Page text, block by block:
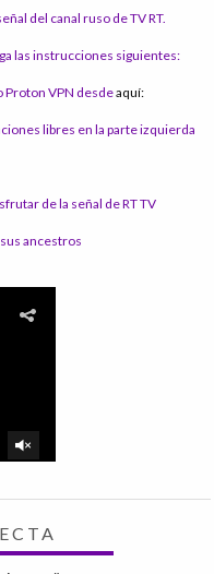
del canal ruso de TV RT.
las instrucciones siguientes:
Proton VPN desdeaquí:
libres en la parte izquierda
de la señal de RT TV
ancestros